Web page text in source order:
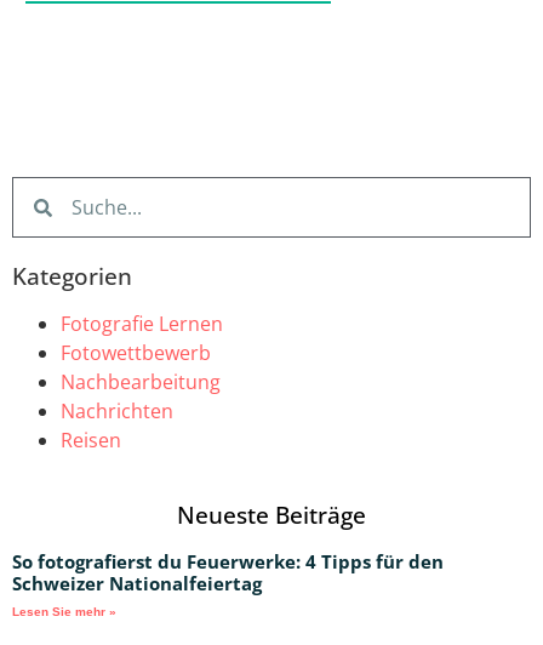
Kategorien
Fotografie Lernen
Fotowettbewerb
Nachbearbeitung
Nachrichten
Reisen
Neueste Beiträge
So fotografierst du Feuerwerke: 4 Tipps für den
Schweizer Nationalfeiertag
Lesen Sie mehr »